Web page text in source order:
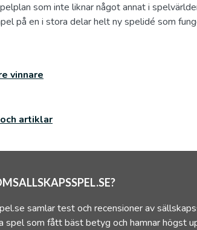
som inte liknar något annat i
på en i stora delar helt ny spelidé som
vinnare
artiklar
samlar test och recensioner av
spel som fått bäst betyg och hamnar högst